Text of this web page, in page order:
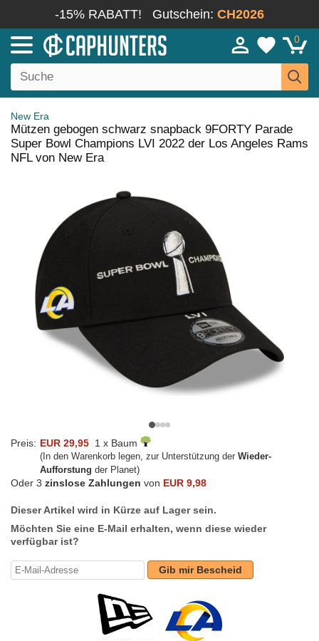
-15% RABATT! Gutschein: CH2026
0
New Era
Mützen gebogen schwarz snapback 9FORTY Parade
Super Bowl Champions LVI 2022 der Los Angeles Rams
NFL von New Era
Preis: EUR 29,95 1 x Baum
(In den Warenkorb legen, zur Unterstützung der Wieder-
Aufforstung der Planet)
Oder 3 zinslose Zahlungen von EUR 9,98
Dieser Artikel wird in Kürze auf Lager sein.
Möchten Sie eine E-Mail erhalten, wenn diese wieder
verfügbar ist?
Gib mir Bescheid